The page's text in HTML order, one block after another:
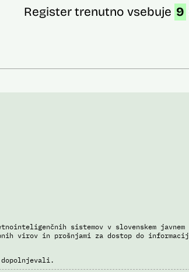
Register trenutno vsebuje 9
sistemov v slovenskem javnem
virov in prošnjami za dostop do informacij
dopolnjevali.